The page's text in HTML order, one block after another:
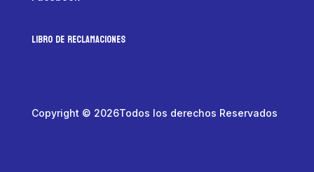
LIBRO DE RECLAMACIONES
Copyright © 2026Todos los derechos Reservados